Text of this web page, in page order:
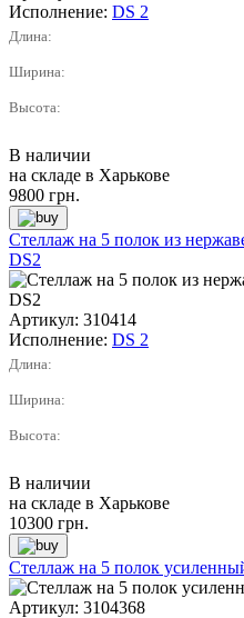
Исполнение: DS 2
Длина:
Ширина:
Высота:
В наличии
на складе в Харькове
9800 грн.
Стеллаж на 5 полок из
DS2
Артикул: 310414
Исполнение: DS 2
Длина:
Ширина:
Высота:
В наличии
на складе в Харькове
10300 грн.
Стеллаж на 5 полок
Артикул: 3104368